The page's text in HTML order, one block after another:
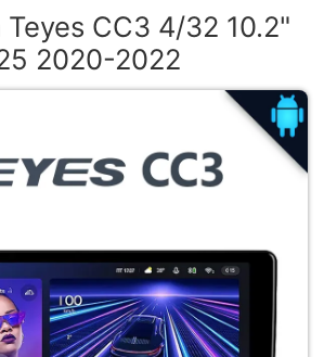
CC3 4/32 10.2"
2020-2022